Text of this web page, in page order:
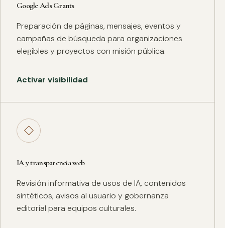
Google Ads Grants
Preparación de páginas, mensajes, eventos y
campañas de búsqueda para organizaciones
elegibles y proyectos con misión pública.
Activar visibilidad
◇
IA y transparencia web
Revisión informativa de usos de IA, contenidos
sintéticos, avisos al usuario y gobernanza
editorial para equipos culturales.